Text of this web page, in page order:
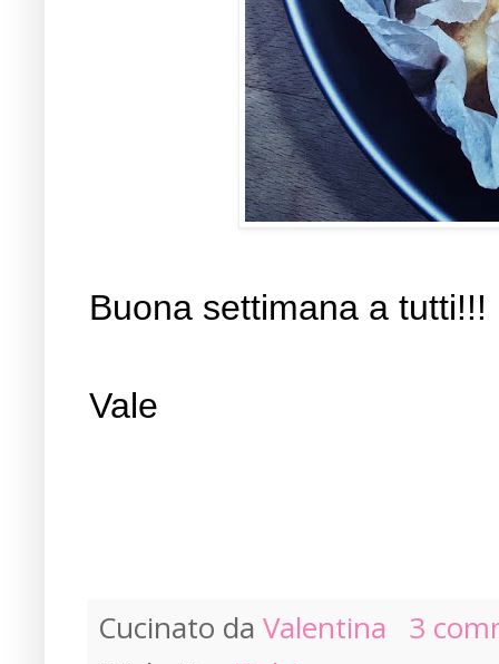
Buona settimana a tutti!!!
Vale
Cucinato da Valentina
3